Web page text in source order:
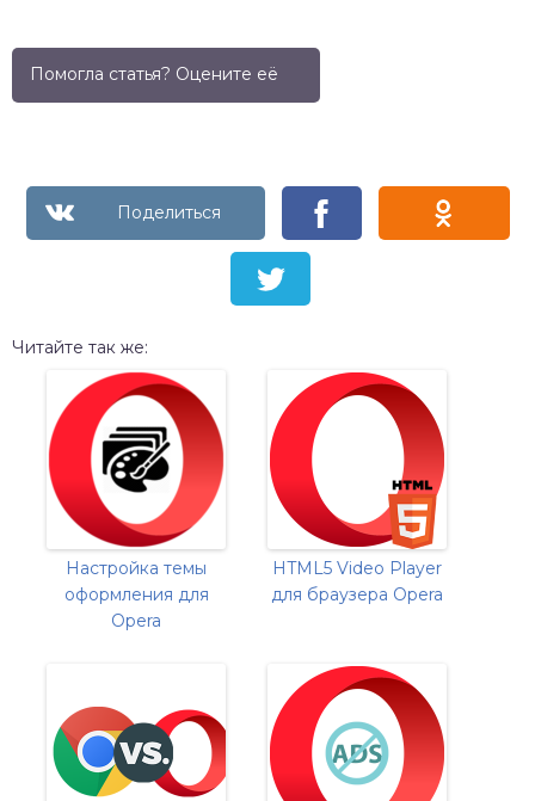
Помогла статья? Оцените её
Читайте так же:
Настройка темы
оформления для
Opera
HTML5 Video Player
для браузера Opera